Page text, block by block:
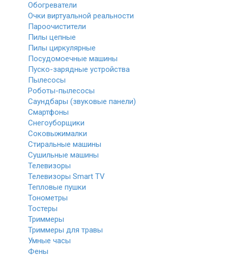
Обогреватели
Очки виртуальной реальности
Пароочистители
Пилы цепные
Пилы циркулярные
Посудомоечные машины
Пуско-зарядные устройства
Пылесосы
Роботы-пылесосы
Саундбары (звуковые панели)
Смартфоны
Снегоуборщики
Соковыжималки
Стиральные машины
Сушильные машины
Телевизоры
Телевизоры Smart TV
Тепловые пушки
Тонометры
Тостеры
Триммеры
Триммеры для травы
Умные часы
Фены